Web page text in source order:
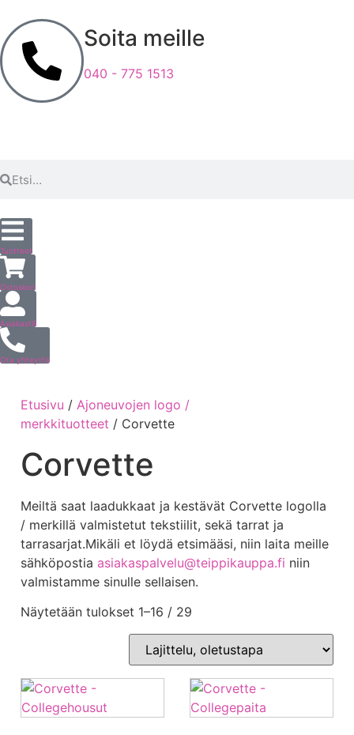
Soita meille
040 - 775 1513
Tuotteet
Ostoskori
Asiakastili
Ota yhteyttä
Etusivu / Ajoneuvojen logo /
merkkituotteet / Corvette
Corvette
Meiltä saat laadukkaat ja kestävät Corvette logolla
/ merkillä valmistetut tekstiilit, sekä tarrat ja
tarrasarjat.Mikäli et löydä etsimääsi, niin laita meille
sähköpostia asiakaspalvelu@teippikauppa.fi niin
valmistamme sinulle sellaisen.
Näytetään tulokset 1–16 / 29